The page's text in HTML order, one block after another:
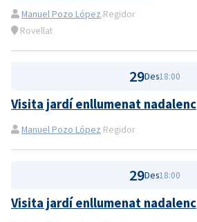
Manuel Pozo López Regidor
Rovellat
29Des18:00
Visita jardí enllumenat nadalenc
Manuel Pozo López Regidor
29Des18:00
Visita jardí enllumenat nadalenc